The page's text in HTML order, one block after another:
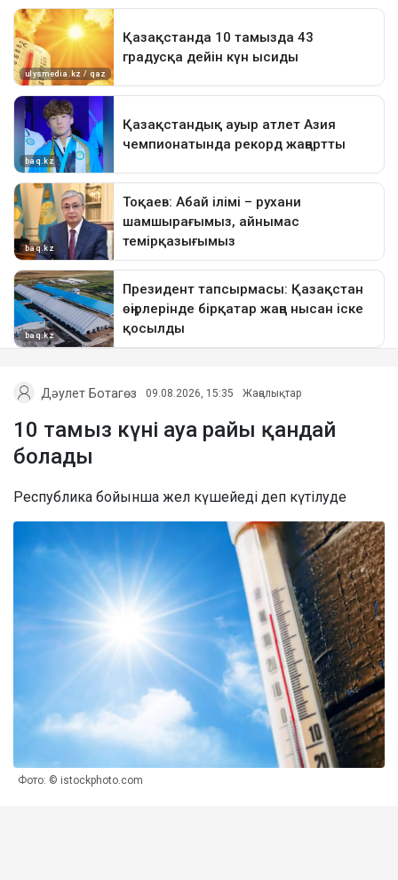
Дәулет Ботагөз 09.08.2026, 15:35 Жаңалықтар
10 тамыз күні ауа райы қандай
болады
Республика бойынша жел күшейеді деп күтілуде
Фото: © istockphoto.com